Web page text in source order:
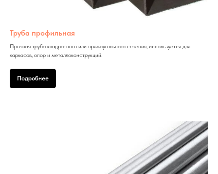
Труба профильная
Прочная труба квадратного или прямоугольного сечения, используется для
каркасов, опор и металлоконструкций.
Подробнее